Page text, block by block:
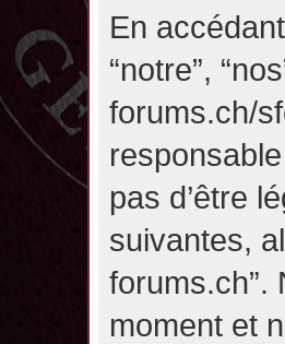
En
“notre”,
forums.ch/
pas d’être
suivantes,
forums.ch”.
moment et